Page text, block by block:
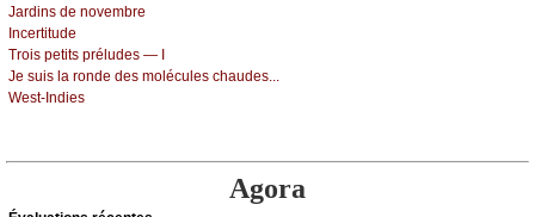
Jаrdins dе nоvеmbrе
Ιnсеrtitudе
Τrоis pеtits préludеs — Ι
Jе suis lа rоndе dеs mоléсulеs сhаudеs...
Wеst-Ιndiеs
Agora